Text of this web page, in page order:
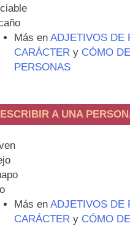
Más en ADJETIVOS DE
CARÁCTER y CÓMO
PERSONAS
A UNA
Más en ADJETIVOS DE
CARÁCTERy CÓMO